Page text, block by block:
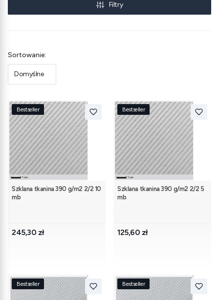
Filtry
Lista produktów
Sortowanie:
Domyślne
Bestseller
Szklana tkanina 390 g/m2 2/2 10
mb
Cena
245,30 zł
Bestseller
Szklana tkanina 390 g/m2 2/2 5
mb
Cena
125,60 zł
Bestseller Bestseller